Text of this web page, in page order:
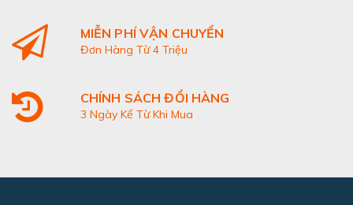
MIỄN PHÍ VẬN CHUYỂN
Đơn Hàng Từ 4 Triệu
CHÍNH SÁCH ĐỔI HÀNG
3 Ngày Kể Từ Khi Mua